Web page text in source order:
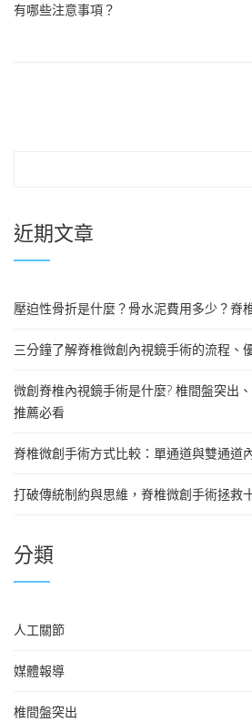
有哪些注意事項？
近期文章
壓迫性骨折是什麼？骨水泥費用多少？脊
三分鐘了解脊椎微創內視鏡手術的流程、
微創脊椎內視鏡手術是什麼? 椎間盤突出
推薦必看
脊椎微創手術方式比較：單通道與雙通道
打破傳統制約與思維，脊椎微創手術拯救
分類
人工關節
媒體報導
椎間盤突出